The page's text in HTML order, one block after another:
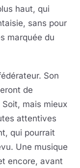
haut, qui
sans pour
marquée du
Son
de
mais mieux
attentives
qui pourrait
Une musique
encore, avant